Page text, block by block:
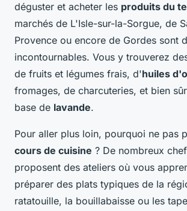
déguster et acheter les produits du
marchés de L'Isle-sur-la-Sorgue, de
Provence ou encore de Gordes sont
incontournables. Vous y trouverez
de fruits et légumes frais, d'huiles
fromages, de charcuteries, et bien
base de lavande.
Pour aller plus loin, pourquoi ne pas
cours de cuisine ? De nombreux
proposent des ateliers où vous
préparer des plats typiques de la
ratatouille, la bouillabaisse ou les